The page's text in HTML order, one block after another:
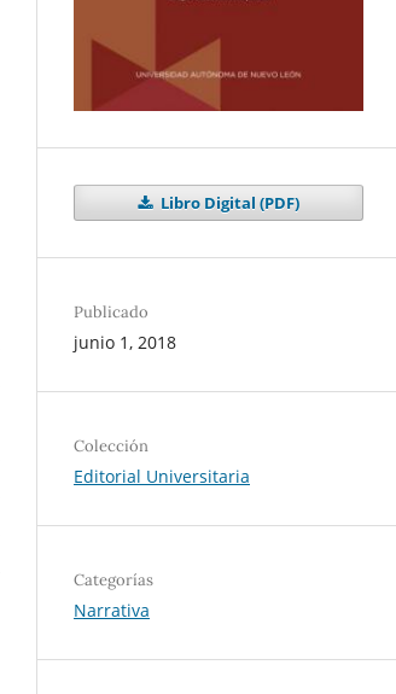
Libro Digital (PDF)
Publicado
junio 1, 2018
Colección
Editorial Universitaria
Categorías
Narrativa